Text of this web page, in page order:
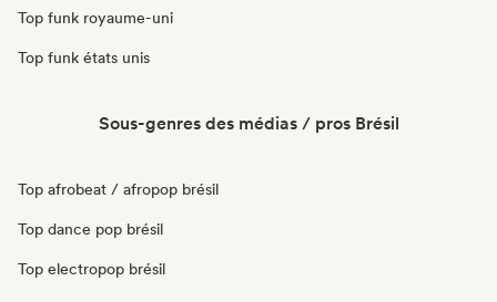
Top funk royaume-uni
Top funk états unis
Sous-genres des médias / pros Brésil
Top afrobeat / afropop brésil
Top dance pop brésil
Top electropop brésil